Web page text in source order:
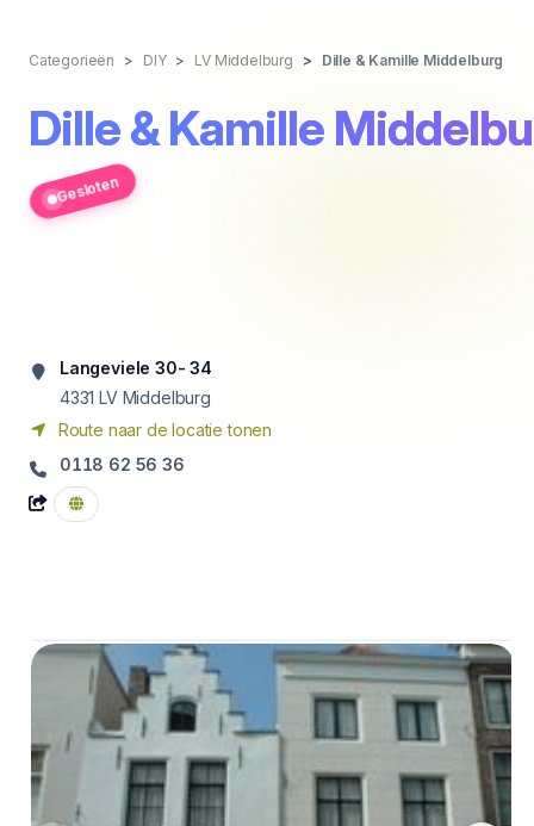
Categorieën DIY LV Middelburg Dille & Kamille Middelburg
Dille & Kamille
Gesloten
Langeviele 30- 34
4331 LV Middelburg
Route naar de locatie tonen
0118 62 56 36